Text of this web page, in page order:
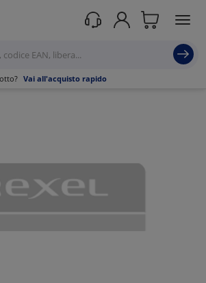
Vai all'acquisto rapido
Canaline Passacavi Industriali in Metallo/Curve,
Canale forato